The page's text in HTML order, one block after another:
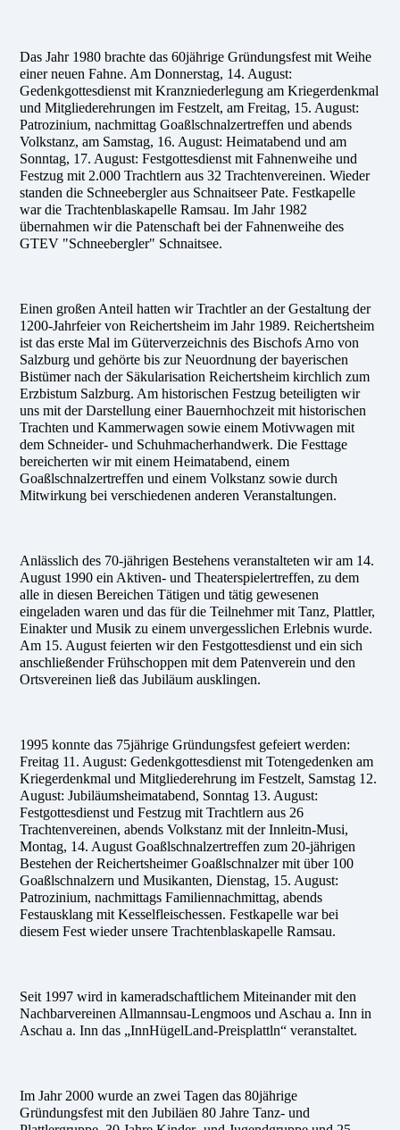
Das Jahr 1980 brachte das 60jährige Gründungsfest mit Weihe
einer neuen Fahne. Am Donnerstag, 14. August:
Gedenkgottesdienst mit Kranzniederlegung am Kriegerdenkmal
und Mitgliederehrungen im Festzelt, am Freitag, 15. August:
Patrozinium, nachmittag Goaßlschnalzertreffen und abends
Volkstanz, am Samstag, 16. August: Heimatabend und am
Sonntag, 17. August: Festgottesdienst mit Fahnenweihe und
Festzug mit 2.000 Trachtlern aus 32 Trachtenvereinen. Wieder
standen die Schneebergler aus Schnaitseer Pate. Festkapelle
war die Trachtenblaskapelle Ramsau. Im Jahr 1982
übernahmen wir die Patenschaft bei der Fahnenweihe des
GTEV "Schneebergler" Schnaitsee.
Einen großen Anteil hatten wir Trachtler an der Gestaltung der
1200-Jahrfeier von Reichertsheim im Jahr 1989. Reichertsheim
ist das erste Mal im Güterverzeichnis des Bischofs Arno von
Salzburg und gehörte bis zur Neuordnung der bayerischen
Bistümer nach der Säkularisation Reichertsheim kirchlich zum
Erzbistum Salzburg. Am historischen Festzug beteiligten wir
uns mit der Darstellung einer Bauernhochzeit mit historischen
Trachten und Kammerwagen sowie einem Motivwagen mit
dem Schneider- und Schuhmacherhandwerk. Die Festtage
bereicherten wir mit einem Heimatabend, einem
Goaßlschnalzertreffen und einem Volkstanz sowie durch
Mitwirkung bei verschiedenen anderen Veranstaltungen.
Anlässlich des 70-jährigen Bestehens veranstalteten wir am 14.
August 1990 ein Aktiven- und Theaterspielertreffen, zu dem
alle in diesen Bereichen Tätigen und tätig gewesenen
eingeladen waren und das für die Teilnehmer mit Tanz, Plattler,
Einakter und Musik zu einem unvergesslichen Erlebnis wurde.
Am 15. August feierten wir den Festgottesdienst und ein sich
anschließender Frühschoppen mit dem Patenverein und den
Ortsvereinen ließ das Jubiläum ausklingen.
1995 konnte das 75jährige Gründungsfest gefeiert werden:
Freitag 11. August: Gedenkgottesdienst mit Totengedenken am
Kriegerdenkmal und Mitgliederehrung im Festzelt, Samstag 12.
August: Jubiläumsheimatabend, Sonntag 13. August:
Festgottesdienst und Festzug mit Trachtlern aus 26
Trachtenvereinen, abends Volkstanz mit der Innleitn-Musi,
Montag, 14. August Goaßlschnalzertreffen zum 20-jährigen
Bestehen der Reichertsheimer Goaßlschnalzer mit über 100
Goaßlschnalzern und Musikanten, Dienstag, 15. August:
Patrozinium, nachmittags Familiennachmittag, abends
Festausklang mit Kesselfleischessen. Festkapelle war bei
diesem Fest wieder unsere Trachtenblaskapelle Ramsau.
Seit 1997 wird in kameradschaftlichem Miteinander mit den
Nachbarvereinen Allmannsau-Lengmoos und Aschau a. Inn in
Aschau a. Inn das „InnHügelLand-Preisplattln“ veranstaltet.
Im Jahr 2000 wurde an zwei Tagen das 80jährige
Gründungsfest mit den Jubiläen 80 Jahre Tanz- und